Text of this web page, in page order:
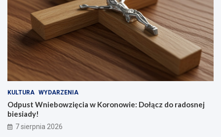
KULTURA WYDARZENIA
Odpust Wniebowzięcia w Koronowie: Dołącz do radosnej
biesiady!
7 sierpnia 2026